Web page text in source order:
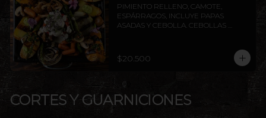
PIMIENTO RELLENO, CAMOTE,
ESPÁRRAGOS, INCLUYE PAPAS
ASADAS Y CEBOLLA. CEBOLLAS
PESTO. INCLUYE PAPAS ASADAS Y
CEBOLLA.
$20.500
CORTES Y GUARNICIONES